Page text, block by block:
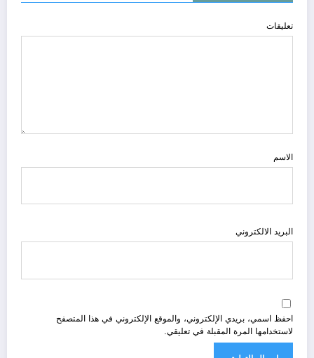
تعليقات
الاسم
البريد الالكتروني
احفظ اسمي، بريدي الإلكتروني، والموقع الإلكتروني في هذا المتصفح
لاستخدامها المرة المقبلة في تعليقي.